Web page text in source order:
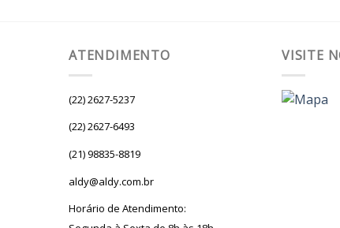
ATENDIMENTO
(22) 2627-5237
(22) 2627-6493
(21) 98835-8819
aldy@aldy.com.br
Horário de Atendimento:
VISITE